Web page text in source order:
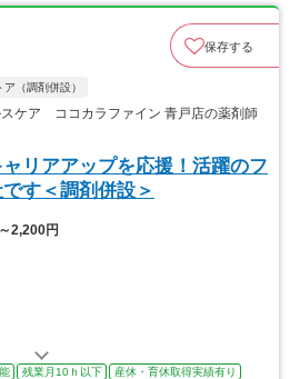
保存する
ア（調剤併設）
ケア ココカラファイン 青戸店の薬剤師
ャリアアップを応援！活躍のフ
す＜調剤併設＞
2,200円
残業月10ｈ以下
産休・育休取得実績有り